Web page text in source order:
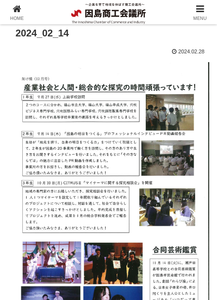
2024_02_14
2024.02.28
HOME MENU